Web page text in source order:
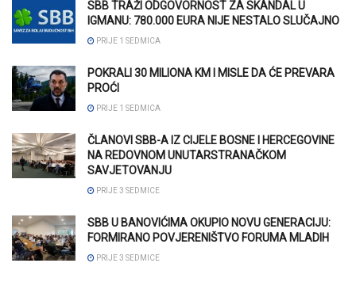
SBB TRAŽI ODGOVORNOST ZA SKANDAL U
IGMANU: 780.000 EURA NIJE NESTALO SLUČAJNO
PRIJE 1 SEDMICA
POKRALI 30 MILIONA KM I MISLE DA ĆE PREVARA
PROĆI
PRIJE 1 SEDMICA
ČLANOVI SBB-A IZ CIJELE BOSNE I HERCEGOVINE
NA REDOVNOM UNUTARSTRANAČKOM
SAVJETOVANJU
PRIJE 3 SEDMICE
SBB U BANOVIĆIMA OKUPIO NOVU GENERACIJU:
FORMIRANO POVJERENIŠTVO FORUMA MLADIH
PRIJE 3 SEDMICE